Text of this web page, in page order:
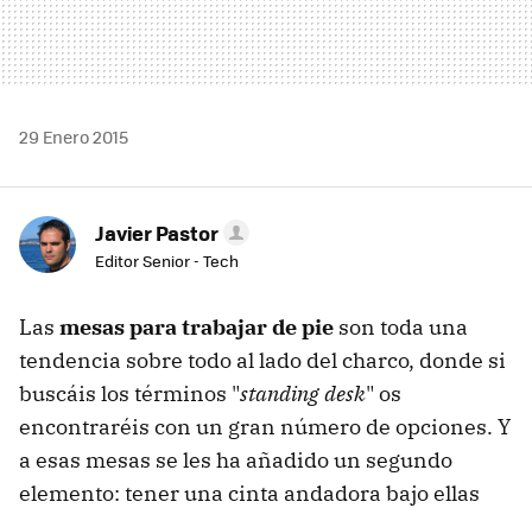
29 Enero 2015
Javier Pastor
Editor Senior - Tech
Las mesas para trabajar de pie son toda una
tendencia sobre todo al lado del charco, donde si
buscáis los términos "standing desk" os
encontraréis con un gran número de opciones. Y
a esas mesas se les ha añadido un segundo
elemento: tener una cinta andadora bajo ellas